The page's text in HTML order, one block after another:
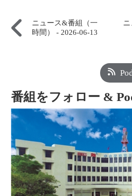
ニュース&番組（一
時間） - 2026-06-13
番組をフォロー &